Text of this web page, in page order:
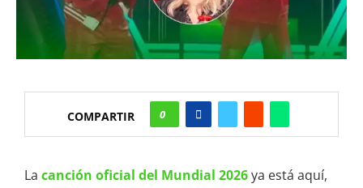
COMPARTIR 0
La canción oficial del Mundial 2026ya está aquí,